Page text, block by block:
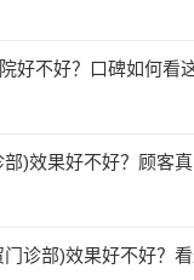
好不好？口碑如何看
)效果好不好？顾客
诊部)效果好不好？